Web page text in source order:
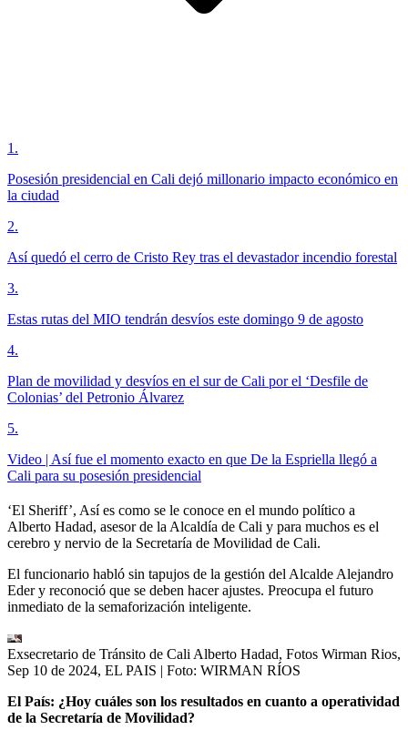
1 .
Posesión presidencial en Cali dejó millonario impacto económico en
la ciudad
2.
Así quedó el cerro de Cristo Rey tras el devastador incendio forestal
3.
Estas rutas del MIO tendrán desvíos este domingo 9 de agosto
4.
Plan de movilidad y desvíos en el sur de Cali por el ‘Desfile de
Colonias’ del Petronio Álvarez
5.
Video | Así fue el momento exacto en que De la Espriella llegó a
Cali para su posesión presidencial
‘El Sheriff’, Así es como se le conoce en el mundo político a
Alberto Hadad, asesor de la Alcaldía de Cali y para muchos es el
cerebro y nervio de la Secretaría de Movilidad de Cali.
El funcionario habló sin tapujos de la gestión del Alcalde Alejandro
Eder y reconoció que se deben hacer ajustes. Preocupa el futuro
inmediato de la semaforización inteligente.
Exsecretario de Tránsito de Cali Alberto Hadad, Fotos Wirman Rios,
Sep 10 de 2024, EL PAIS | Foto: WIRMAN RÍOS
El País: ¿Hoy cuáles son los resultados en cuanto a operatividad
de la Secretaría de Movilidad?